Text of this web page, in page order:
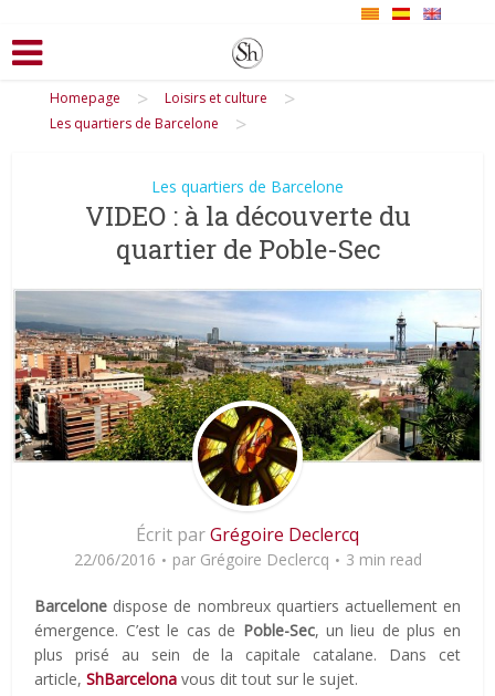
Homepage > Loisirs et culture >
Les quartiers de Barcelone >
Les quartiers de Barcelone
VIDEO : à la découverte du
quartier de Poble-Sec
Écrit parGrégoire Declercq
22/06/2016 par Grégoire Declercq 3 min read
Barcelone dispose de nombreux quartiers actuellement en
émergence. C’est le cas de Poble-Sec, un lieu de plus en
plus prisé au sein de la capitale catalane. Dans cet
article,ShBarcelona vous dit tout sur le sujet.